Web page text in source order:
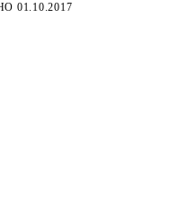
01.10.2017